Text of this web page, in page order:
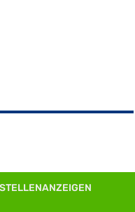
STELLENANZEIGEN